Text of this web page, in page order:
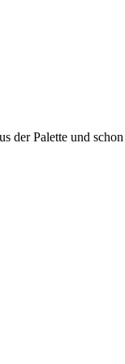
der Palette und